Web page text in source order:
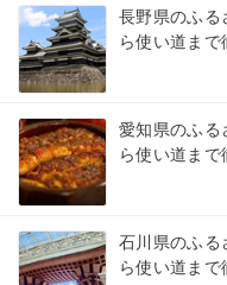
長野県のふる
ら使い道まで
愛知県のふる
ら使い道まで
石川県のふる
ら使い道まで